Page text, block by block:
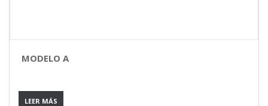
MODELO A
LEER MÁS